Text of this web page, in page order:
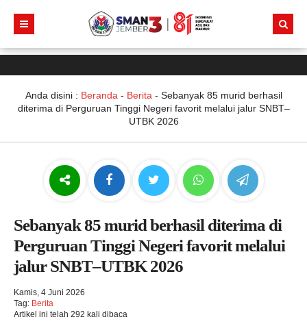
Anda disini : Beranda - Berita - Sebanyak 85 murid berhasil
diterima di Perguruan Tinggi Negeri favorit melalui jalur SNBT–
UTBK 2026
Sebanyak 85 murid berhasil diterima di
Perguruan Tinggi Negeri favorit melalui
jalur SNBT–UTBK 2026
Kamis, 4 Juni 2026
Tag: Berita
Artikel ini telah 292 kali dibaca